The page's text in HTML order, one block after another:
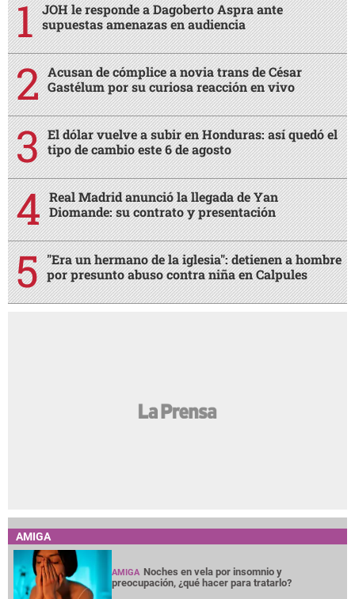
JOH le responde a Dagoberto Aspra ante
supuestas amenazas en audiencia
Acusan de cómplice a novia trans de César
Gastélum por su curiosa reacción en vivo
El dólar vuelve a subir en Honduras: así quedó el
tipo de cambio este 6 de agosto
Real Madrid anunció la llegada de Yan
Diomande: su contrato y presentación
"Era un hermano de la iglesia": detienen a hombre
por presunto abuso contra niña en Calpules
AMIGA
AMIGA Noches en vela por insomnio y
preocupación, ¿qué hacer para tratarlo?